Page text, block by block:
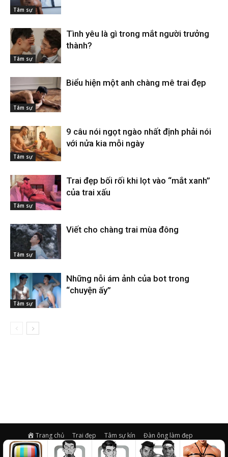
Tâm sự
Tâm sự
Tình yêu là gì trong mắt người trưởng
thành?
Tâm sự
Biểu hiện một anh chàng mê trai đẹp
Tâm sự
9 câu nói ngọt ngào nhất định phải nói
với nửa kia mỗi ngày
Tâm sự
Trai đẹp bối rối khi lọt vào “mắt xanh”
của trai xấu
Tâm sự
Viết cho chàng trai mùa đông
Tâm sự
Những nỗi ám ảnh của bot trong
“chuyện ấy”
Trang chủ Trai đẹp Tâm sự kín
Đàn ông làm đẹp
Trai khỏe
Giải trí Video